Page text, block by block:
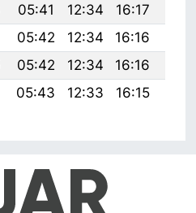
05:41 12:34 16:17
05:42 12:34 16:16
05:42 12:34 16:16
05:43 12:33 16:15